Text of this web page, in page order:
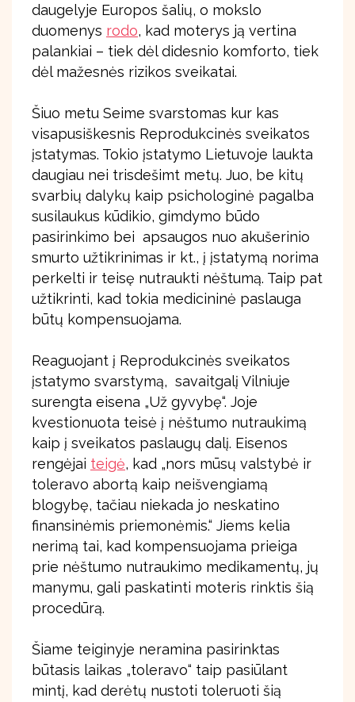
daugelyje Europos šalių, o mokslo
duomenys rodo, kad moterys ją vertina
palankiai – tiek dėl didesnio komforto, tiek
dėl mažesnės rizikos sveikatai.
Šiuo metu Seime svarstomas kur kas
visapusiškesnis Reprodukcinės sveikatos
įstatymas. Tokio įstatymo Lietuvoje laukta
daugiau nei trisdešimt metų. Juo, be kitų
svarbių dalykų kaip psichologinė pagalba
susilaukus kūdikio, gimdymo būdo
pasirinkimo bei apsaugos nuo akušerinio
smurto užtikrinimas ir kt., į įstatymą norima
perkelti ir teisę nutraukti nėštumą. Taip pat
užtikrinti, kad tokia medicininė paslauga
būtų kompensuojama.
Reaguojant į Reprodukcinės sveikatos
įstatymo svarstymą, savaitgalį Vilniuje
surengta eisena „Už gyvybę“. Joje
kvestionuota teisė į nėštumo nutraukimą
kaip į sveikatos paslaugų dalį. Eisenos
rengėjai teigė, kad „nors mūsų valstybė ir
toleravo abortą kaip neišvengiamą
blogybę, tačiau niekada jo neskatino
finansinėmis priemonėmis.“ Jiems kelia
nerimą tai, kad kompensuojama prieiga
prie nėštumo nutraukimo medikamentų, jų
manymu, gali paskatinti moteris rinktis šią
procedūrą.
Šiame teiginyje neramina pasirinktas
būtasis laikas „toleravo“ taip pasiūlant
mintį, kad derėtų nustoti toleruoti šią